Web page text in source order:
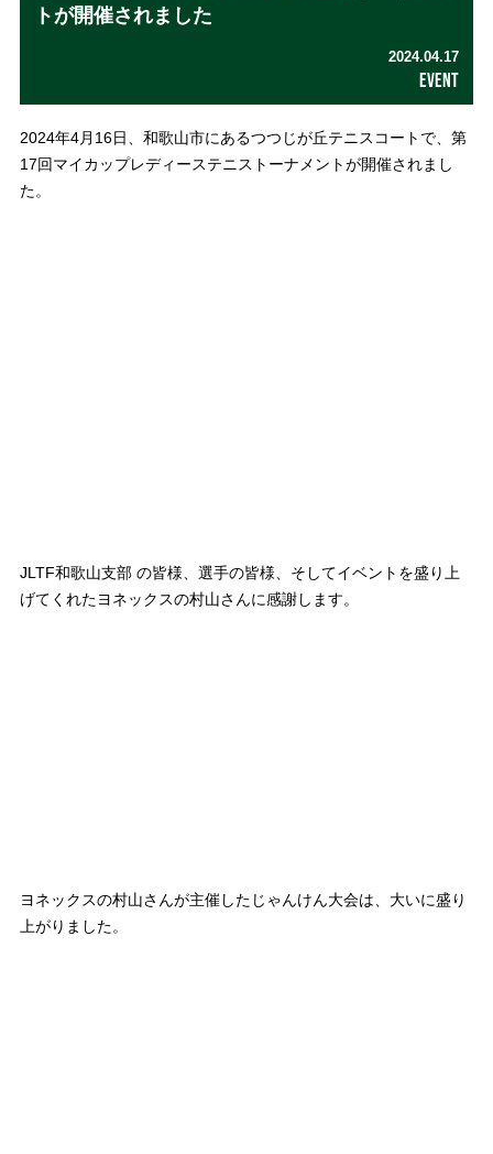
トが開催されました
2024.04.17
EVENT
2024年4月16日、和歌山市にあるつつじが丘テニスコートで、第
17回マイカップレディーステニストーナメントが開催されまし
た。
JLTF和歌山支部 の皆様、選手の皆様、そしてイベントを盛り上
げてくれたヨネックスの村山さんに感謝します。
ヨネックスの村山さんが主催したじゃんけん大会は、大いに盛り
上がりました。